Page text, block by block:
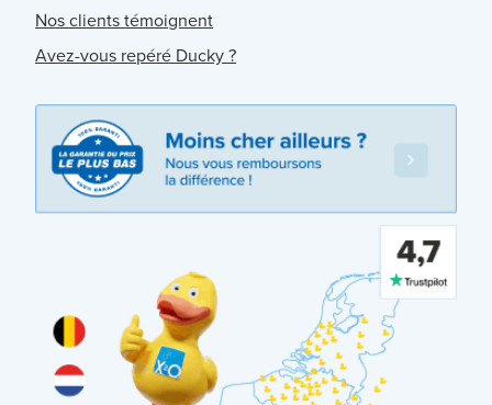
Nos clients témoignent
Avez-vous repéré Ducky ?